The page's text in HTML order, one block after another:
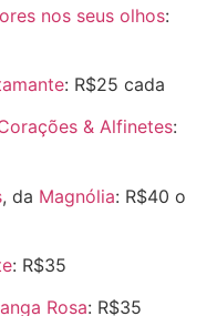
nos seus olhos:
: R$25 cada
& Alfinetes:
, da Magnólia: R$40 o
: R$35
Rosa: R$35